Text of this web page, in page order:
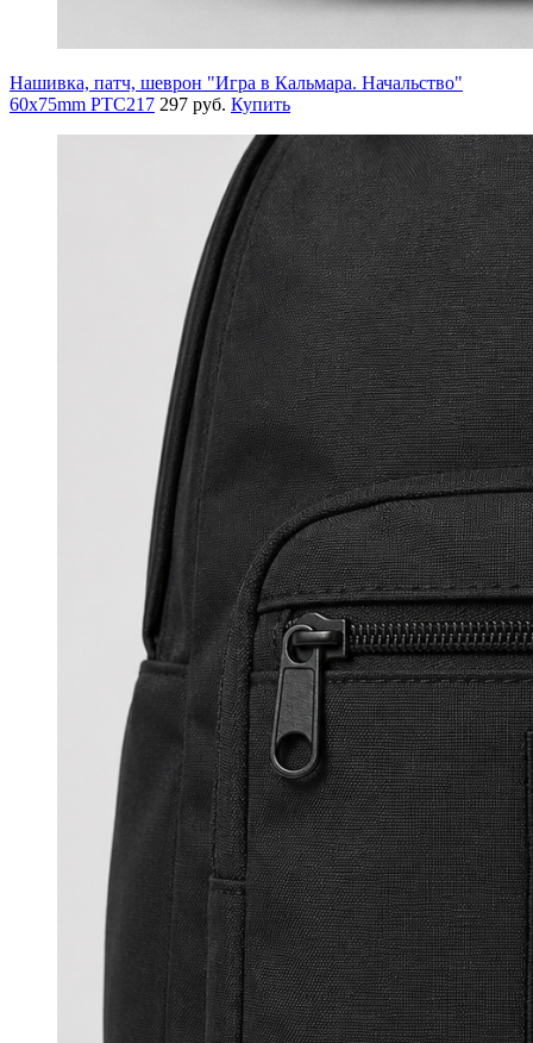
Нашивка, патч, шеврон "Игра в Кальмара. Начальство"
60x75mm PTC217 297 руб. Купить